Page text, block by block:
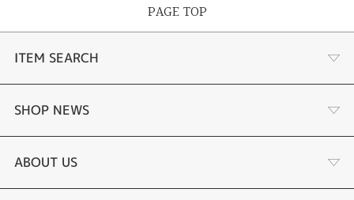
PAGE TOP
ITEM SEARCH
婚約指輪
結婚指輪
SHOP NEWS
選ばれる理由まとめ
ABOUT US